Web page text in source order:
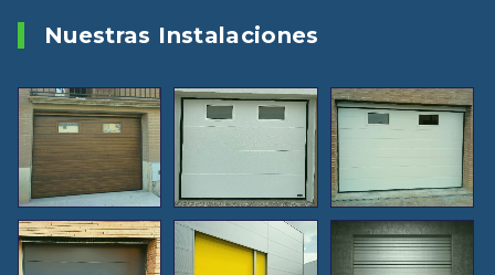
Nuestras Instalaciones